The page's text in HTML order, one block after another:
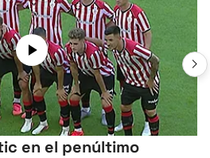
en el penúltimo